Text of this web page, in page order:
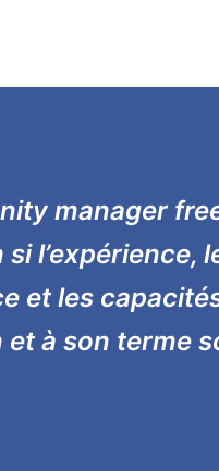
manager
l’expérience,
et les
et à son terme